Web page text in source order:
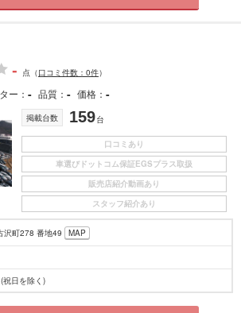
- 点 （口コミ件数：0件）
ー - 品質 - 価格 -
掲載台数 159台
口コミあり
車選びドットコム保証EGSプラス取扱
販売店紹介動画あり
スタッフ紹介あり
沢町278 番地49 MAP
祝日を除く)